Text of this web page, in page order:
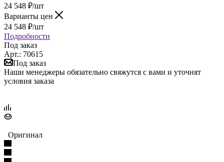
24 548 ₽/шт
Варианты цен
24 548 ₽/шт
Подробности
Под заказ
Арт.: 70615
Под заказ
Наши менеджеры обязательно свяжутся с вами и уточнят
условия заказа
Оригинал